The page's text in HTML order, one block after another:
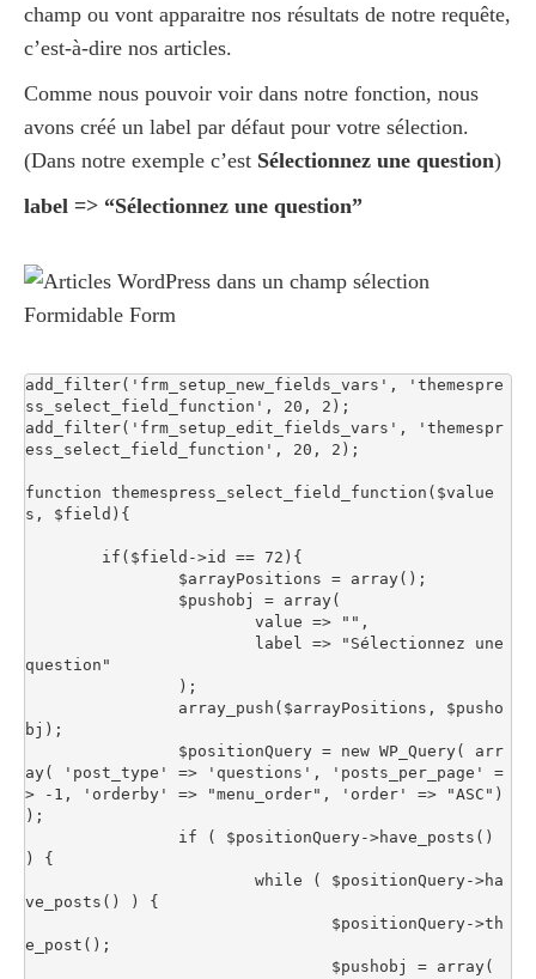
champ ou vont apparaitre nos résultats de notre requête,
c’est-à-dire nos articles.
Comme nous pouvoir voir dans notre fonction, nous
avons créé un label par défaut pour votre sélection.
(Dans notre exemple c’est Sélectionnez une question)
label => “Sélectionnez une question”
add_filter('frm_setup_new_fields_vars', 'themespre
ss_select_field_function', 20, 2);
add_filter('frm_setup_edit_fields_vars', 'themespr
ess_select_field_function', 20, 2);
function themespress_select_field_function($value
s, $field){
question"
bj);
ay( 'post_type' => 'questions', 'posts_per_page' =
> -1, 'orderby' => "menu_order", 'order' => "ASC")
);
) {
ve_posts() ) {
e_post();